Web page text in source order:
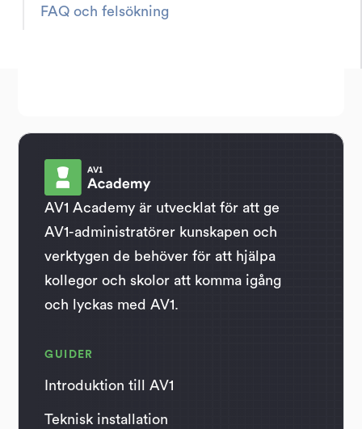
FAQ och felsökning
AV1 Academy är utvecklat för att ge
AV1-administratörer kunskapen och
verktygen de behöver för att hjälpa
kollegor och skolor att komma igång
och lyckas med AV1.
GUIDER
Introduktion till AV1
Teknisk installation